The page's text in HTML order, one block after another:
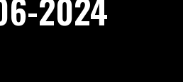
2024